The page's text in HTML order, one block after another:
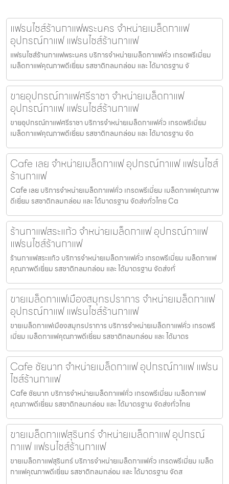
แฟรนไชส์ร้านกาแฟพระนคร จำหน่ายเมล็ดกาแฟ
อุปกรณ์กาแฟ แฟรนไชส์ร้านกาแฟ
แฟรนไชส์ร้านกาแฟพระนคร บริการจำหน่ายเมล็ดกาแฟคั่ว เกรดพรีเมี่ยม
เมล็ดกาแฟคุณภาพดีเยี่ยม รสชาติกลมกล่อม และ ได้มาตรฐาน จั
ขายอุปกรณ์กาแฟศรีราชา จำหน่ายเมล็ดกาแฟ
อุปกรณ์กาแฟ แฟรนไชส์ร้านกาแฟ
ขายอุปกรณ์กาแฟศรีราชา บริการจำหน่ายเมล็ดกาแฟคั่ว เกรดพรีเมี่ยม
เมล็ดกาแฟคุณภาพดีเยี่ยม รสชาติกลมกล่อม และ ได้มาตรฐาน จัด
Cafe เลย จำหน่ายเมล็ดกาแฟ อุปกรณ์กาแฟ แฟรนไชส์
ร้านกาแฟ
Cafe เลย บริการจำหน่ายเมล็ดกาแฟคั่ว เกรดพรีเมี่ยม เมล็ดกาแฟคุณภาพ
ดีเยี่ยม รสชาติกลมกล่อม และ ได้มาตรฐาน จัดส่งทั่วไทย Ca
ร้านกาแฟสระแก้ว จำหน่ายเมล็ดกาแฟ อุปกรณ์กาแฟ
แฟรนไชส์ร้านกาแฟ
ร้านกาแฟสระแก้ว บริการจำหน่ายเมล็ดกาแฟคั่ว เกรดพรีเมี่ยม เมล็ดกาแฟ
คุณภาพดีเยี่ยม รสชาติกลมกล่อม และ ได้มาตรฐาน จัดส่งทั่
ขายเมล็ดกาแฟเมืองสมุทรปราการ จำหน่ายเมล็ดกาแฟ
อุปกรณ์กาแฟ แฟรนไชส์ร้านกาแฟ
ขายเมล็ดกาแฟเมืองสมุทรปราการ บริการจำหน่ายเมล็ดกาแฟคั่ว เกรดพรี
เมี่ยม เมล็ดกาแฟคุณภาพดีเยี่ยม รสชาติกลมกล่อม และ ได้มาตร
Cafe ชัยนาท จำหน่ายเมล็ดกาแฟ อุปกรณ์กาแฟ แฟรน
ไชส์ร้านกาแฟ
Cafe ชัยนาท บริการจำหน่ายเมล็ดกาแฟคั่ว เกรดพรีเมี่ยม เมล็ดกาแฟ
คุณภาพดีเยี่ยม รสชาติกลมกล่อม และ ได้มาตรฐาน จัดส่งทั่วไทย
ขายเมล็ดกาแฟสุรินทร์ จำหน่ายเมล็ดกาแฟ อุปกรณ์
กาแฟ แฟรนไชส์ร้านกาแฟ
ขายเมล็ดกาแฟสุรินทร์ บริการจำหน่ายเมล็ดกาแฟคั่ว เกรดพรีเมี่ยม เมล็ด
กาแฟคุณภาพดีเยี่ยม รสชาติกลมกล่อม และ ได้มาตรฐาน จัดส